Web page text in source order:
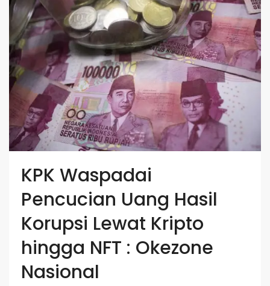
KPK Waspadai
Pencucian Uang Hasil
Korupsi Lewat Kripto
hingga NFT : Okezone
Nasional